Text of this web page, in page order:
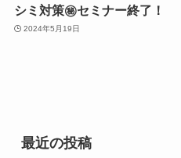
シミ対策㊙セミナー終了！
2024年5月19日
最近の投稿